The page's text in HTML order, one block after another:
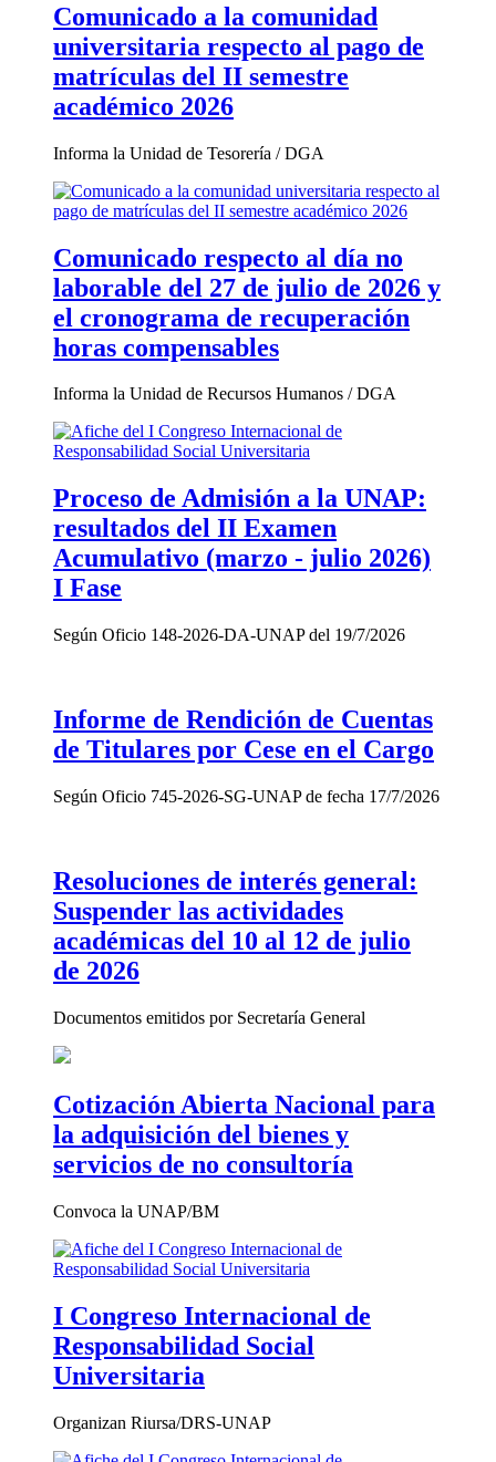
Comunicado a la comunidad
universitaria respecto al pago de
matrículas del II semestre
académico 2026
Informa la Unidad de Tesorería / DGA
Comunicado respecto al día no
laborable del 27 de julio de 2026 y
el cronograma de recuperación
horas compensables
Informa la Unidad de Recursos Humanos / DGA
Proceso de Admisión a la UNAP:
resultados del II Examen
Acumulativo (marzo - julio 2026)
I Fase
Según Oficio 148-2026-DA-UNAP del 19/7/2026
Informe de Rendición de Cuentas
de Titulares por Cese en el Cargo
Según Oficio 745-2026-SG-UNAP de fecha 17/7/2026
Resoluciones de interés general:
Suspender las actividades
académicas del 10 al 12 de julio
de 2026
Documentos emitidos por Secretaría General
Cotización Abierta Nacional para
la adquisición del bienes y
servicios de no consultoría
Convoca la UNAP/BM
I Congreso Internacional de
Responsabilidad Social
Universitaria
Organizan Riursa/DRS-UNAP